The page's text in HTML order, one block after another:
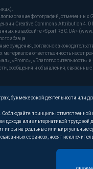
фотографий,
Creative Commons Attribution 4.0
на вебсайте «Sport RBC.UA»
абзаца.
суждения, согласно
ответственность несет
«Promo», «Благотворительность»
и объявления,
букмекерской деятельности или
Соблюдайте принципы
дохода или альтернативой трудовой
игры на реальные или
сервисах, носят